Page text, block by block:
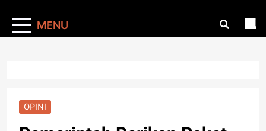
MENU
OPINI